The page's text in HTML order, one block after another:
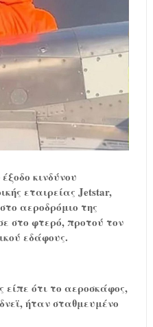
κινδύνου
εταιρείας Jetstar,
αεροδρόμιο της
στο φτερό, προτού τον
εδάφους.
είπε ότι το αεροσκάφος,
ήταν σταθμευμένο